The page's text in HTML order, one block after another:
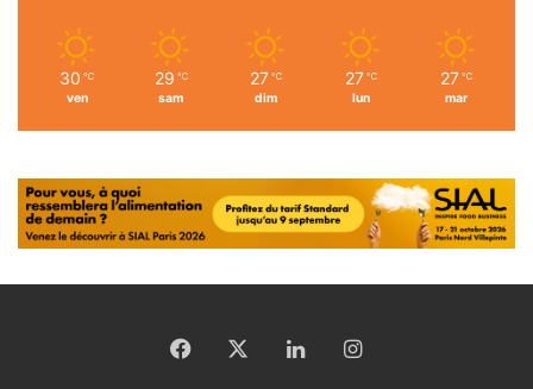
30 ℃
ven
29 ℃
sam
27 ℃
dim
27 ℃
lun
27 ℃
mar
Facebook LinkedinInstagram